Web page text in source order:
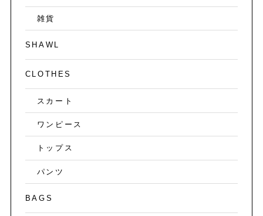
雑貨
SHAWL
CLOTHES
スカート
ワンピース
トップス
パンツ
BAGS